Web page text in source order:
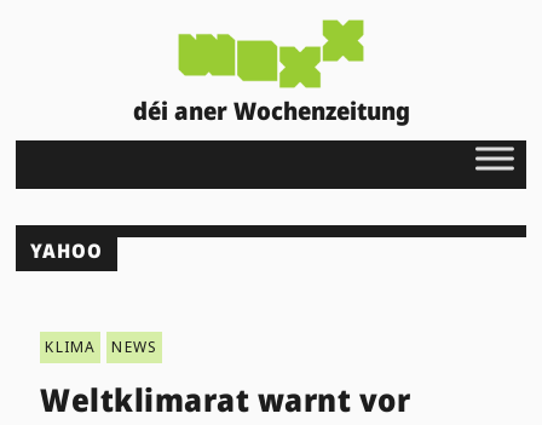
déi aner Wochenzeitung
YAHOO
KLIMA NEWS
Weltklimarat warnt vor